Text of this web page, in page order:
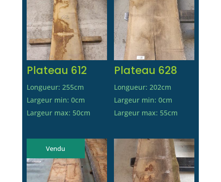
Plateau 612
Longueur: 255cm
Largeur min: 0cm
Largeur max: 50cm
Plateau 628
Longueur: 202cm
Largeur min: 0cm
Largeur max: 55cm
Vendu